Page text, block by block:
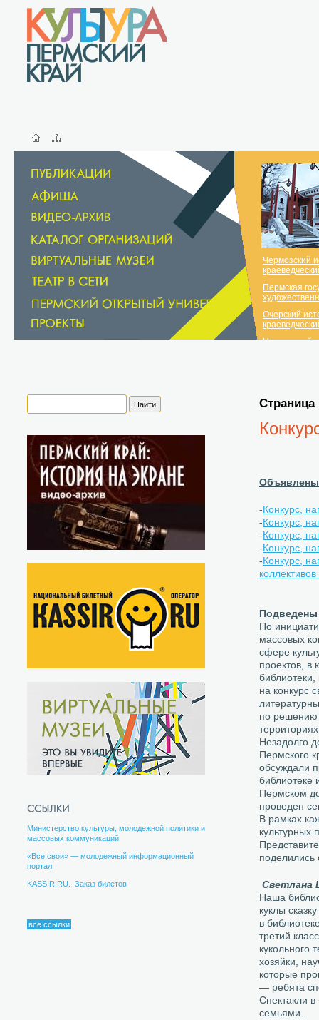
Чермозский
Пермская
Очерский
Нытвенский
Министерство культуры, молодежной политики и
массовых коммуникаций
«Все свои» — молодежный информационный
портал
KASSIR.RU. Заказ билетов
все ссылки
Страница
Объявлены
-Конкурс,
-Конкурс,
-Конкурс,
-Конкурс,
-Конкурс,
Подведены
По
массовых
сфере
проектов, в
на конкурс
по решению
Незадолго
Пермского
обсуждали
библиотеке
Пермском
проведен
В рамках
культурных
поделились
Светлана
Наша
куклы
в
третий
кукольного
хозяйки,
которые
— ребята
Спектакли
семьями.